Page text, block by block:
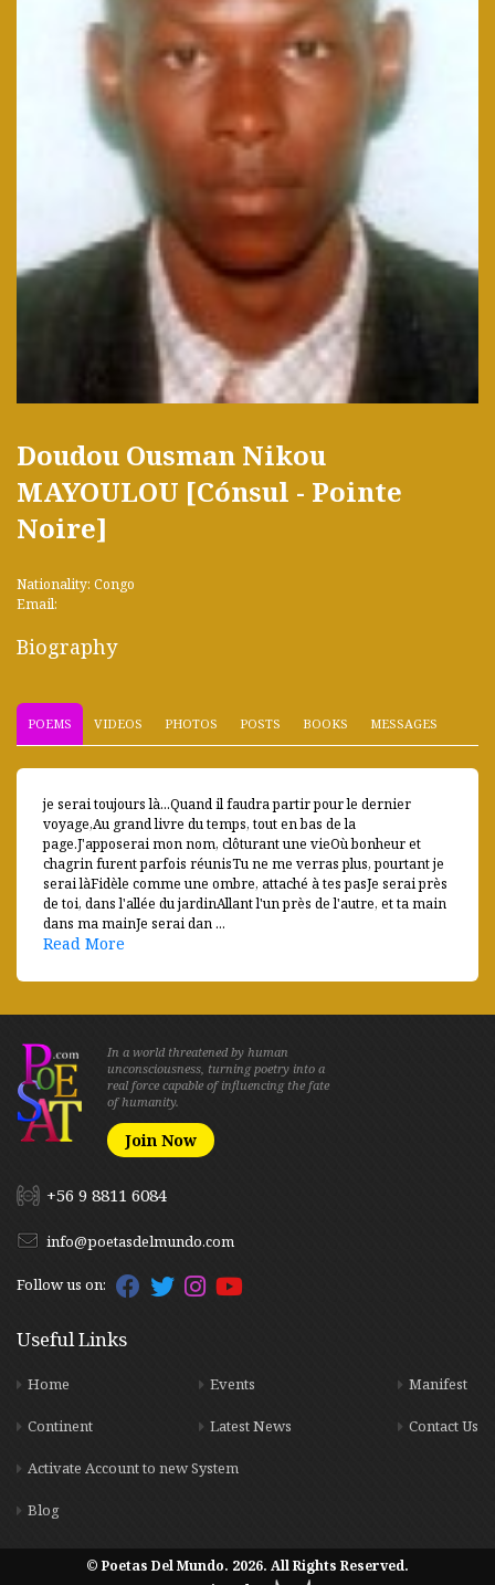
Doudou Ousman Nikou
MAYOULOU [Cónsul - Pointe
Noire]
Nationality: Congo
Email:
Biography
POEMS VIDEOS PHOTOS POSTS BOOKS MESSAGES
je serai toujours là...Quand il faudra partir pour le dernier
voyage,Au grand livre du temps, tout en bas de la
page.J'apposerai mon nom, clôturant une vieOù bonheur et
chagrin furent parfois réunisTu ne me verras plus, pourtant je
serai làFidèle comme une ombre, attaché à tes pasJe serai près
de toi, dans l'allée du jardinAllant l'un près de l'autre, et ta main
dans ma mainJe serai dan ...
Read More
In a world threatened by human
unconsciousness, turning poetry into a
real force capable of influencing the fate
of humanity.
Join Now
+56 9 8811 6084
info@poetasdelmundo.com
Follow us on:
Useful Links
Home
Continent
Events
Latest News
Manifest
Contact Us
Activate Account to new System
Blog
© Poetas Del Mundo. 2026. All Rights Reserved.